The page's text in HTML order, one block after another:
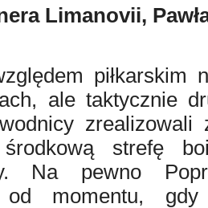
Limanovii,
piłkarskim
ale taktycznie
zrealizowali
środkową strefę
Na pewno
od momentu,